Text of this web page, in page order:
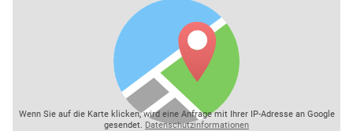
Wenn Sie auf die Karte klicken, wird eine Anfrage mit Ihrer IP-Adresse an Google
gesendet. Datenschutzinformationen